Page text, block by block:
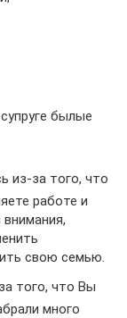
былые
из-за того, что
работе и
внимания,
свою семью.
того, что Вы
много